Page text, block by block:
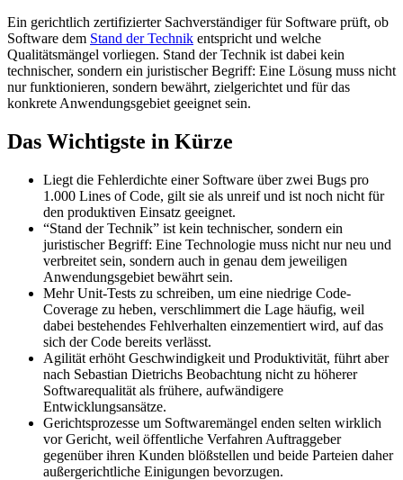
Ein gerichtlich zertifizierter Sachverständiger für Software prüft, ob
Software dem Stand der Technik entspricht und welche
Qualitätsmängel vorliegen. Stand der Technik ist dabei kein
technischer, sondern ein juristischer Begriff: Eine Lösung muss nicht
nur funktionieren, sondern bewährt, zielgerichtet und für das
konkrete Anwendungsgebiet geeignet sein.
Das Wichtigste in Kürze
Liegt die Fehlerdichte einer Software über zwei Bugs pro
1.000 Lines of Code, gilt sie als unreif und ist noch nicht für
den produktiven Einsatz geeignet.
“Stand der Technik” ist kein technischer, sondern ein
juristischer Begriff: Eine Technologie muss nicht nur neu und
verbreitet sein, sondern auch in genau dem jeweiligen
Anwendungsgebiet bewährt sein.
Mehr Unit-Tests zu schreiben, um eine niedrige Code-
Coverage zu heben, verschlimmert die Lage häufig, weil
dabei bestehendes Fehlverhalten einzementiert wird, auf das
sich der Code bereits verlässt.
Agilität erhöht Geschwindigkeit und Produktivität, führt aber
nach Sebastian Dietrichs Beobachtung nicht zu höherer
Softwarequalität als frühere, aufwändigere
Entwicklungsansätze.
Gerichtsprozesse um Softwaremängel enden selten wirklich
vor Gericht, weil öffentliche Verfahren Auftraggeber
gegenüber ihren Kunden blößstellen und beide Parteien daher
außergerichtliche Einigungen bevorzugen.